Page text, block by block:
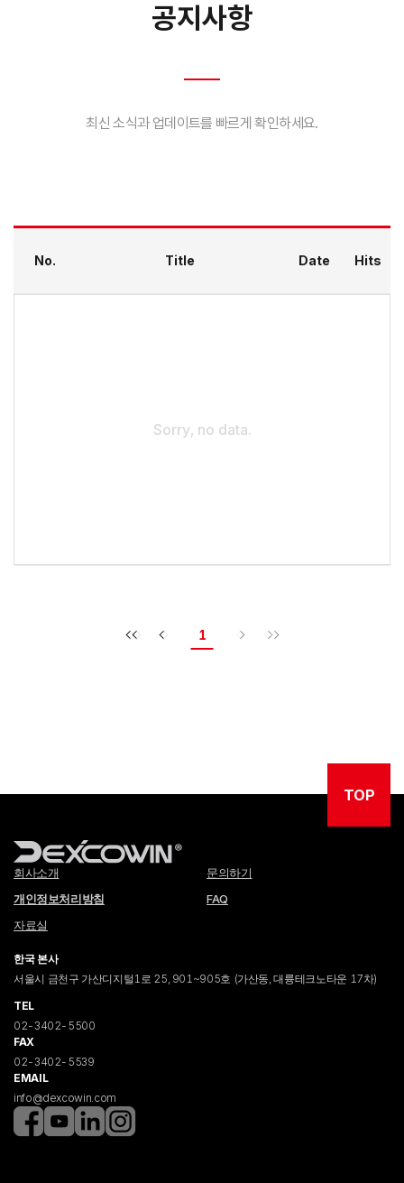
공지사항
최신 소식과 업데이트를 빠르게 확인하세요.
No. Title Date Hits
Sorry, no data.
1
TOP
회사소개
문의하기
개인정보처리방침
FAQ
자료실
한국 본사
서울시 금천구 가산디지털1로 25, 901~905호 (가산동, 대륭테크노타운 17차)
TEL
02-3402-5500
FAX
02-3402-5539
EMAIL
info@dexcowin.com